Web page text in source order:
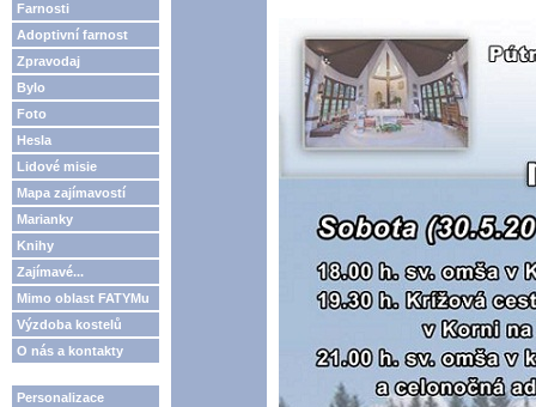
Farnosti
Adoptivní farnost
Zpravodaj
Bylo
Foto
Hesla
Lidové misie
Mapa zajímavostí
Marianky
Knihy
Zajímavé...
Mimo oblast FATYMu
Výzdoba kostelů
O nás a kontakty
Personalizace